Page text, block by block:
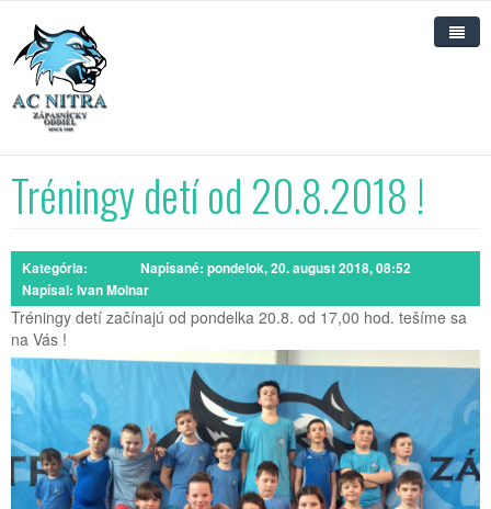
Tréningy detí od 20.8.2018 !
Kategória:
Napísané: pondelok, 20. august 2018, 08:52
Napísal: Ivan Molnar
Tréningy detí začínajú od pondelka 20.8. od 17,00 hod. tešíme sa
na Vás !
Hlavná stránka TJ AC Nitra
Kluby
Zápasenie
Aikido
O nás
Novinky
Nábor nových členov
Sponzorstvo
Zmluva o sponzorstve
Prehľad použitia sponzorských príspevkov 2017
2% z dane
Naše nádeje